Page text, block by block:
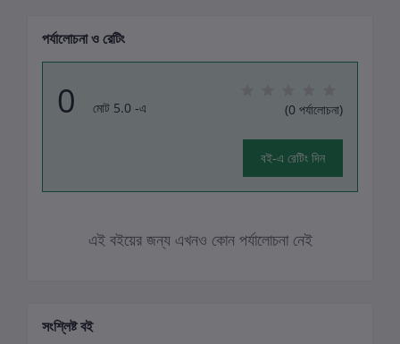
পর্যালোচনা ও রেটিং
0 মোট 5.0 -এ (0 পর্যালোচনা)
বই-এ রেটিং দিন
এই বইয়ের জন্য এখনও কোন পর্যালোচনা নেই
সংশ্লিষ্ট বই